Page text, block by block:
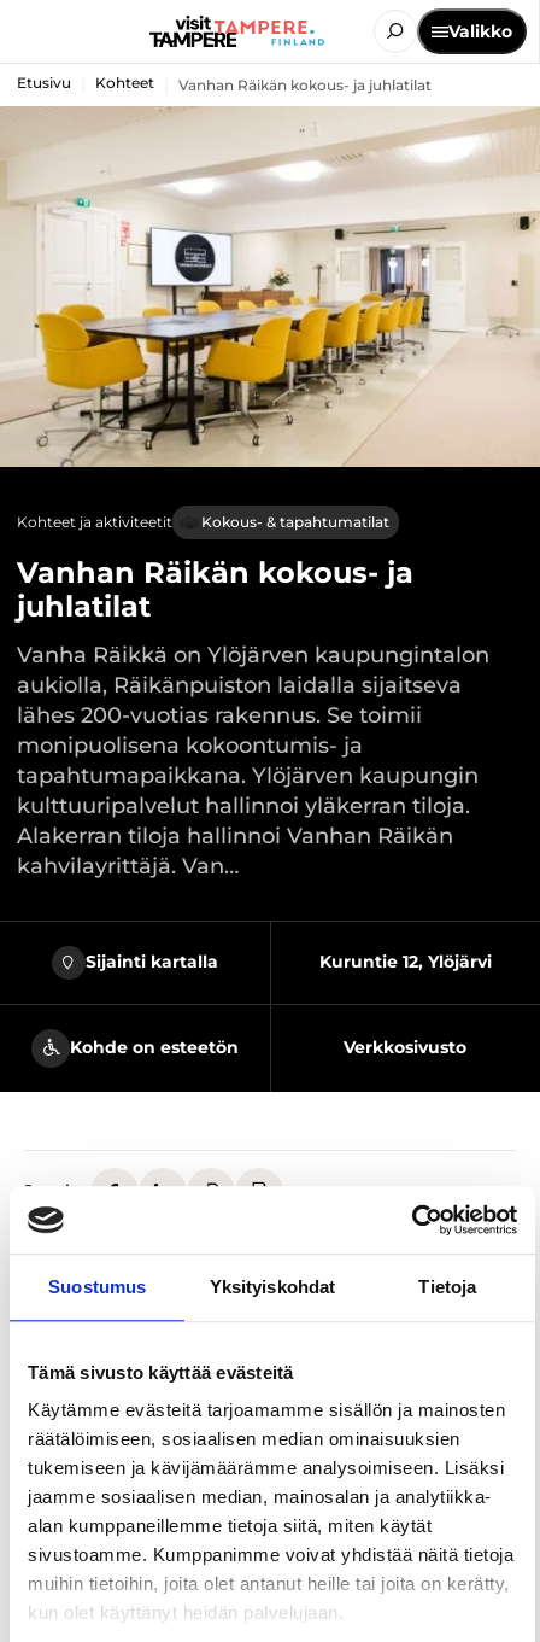
Suostumus Yksityiskohdat Tietoja
Tämä sivusto käyttää evästeitä
Käytämme evästeitä tarjoamamme sisällön ja mainosten
räätälöimiseen, sosiaalisen median ominaisuuksien
tukemiseen ja kävijämäärämme analysoimiseen. Lisäksi
jaamme sosiaalisen median, mainosalan ja analytiikka-
alan kumppaneillemme tietoja siitä, miten käytät
sivustoamme. Kumppanimme voivat yhdistää näitä tietoja
muihin tietoihin, joita olet antanut heille tai joita on kerätty,
kun olet käyttänyt heidän palvelujaan.
Valikko
Etusivu Kohteet Vanhan Räikän kokous- ja juhlatilat
Kohteet ja aktiviteetit Kokous- & tapahtumatilat
Vanhan Räikän kokous- ja
juhlatilat
Vanha Räikkä on Ylöjärven kaupungintalon
aukiolla, Räikänpuiston laidalla sijaitseva
lähes 200-vuotias rakennus. Se toimii
monipuolisena kokoontumis- ja
tapahtumapaikkana. Ylöjärven kaupungin
kulttuuripalvelut hallinnoi yläkerran tiloja.
Alakerran tiloja hallinnoi Vanhan Räikän
kahvilayrittäjä. Van…
Sijainti kartalla Kuruntie 12, Ylöjärvi
Kohde on esteetön Verkkosivusto
Jaa sivu
Vanha Räikkä on Ylöjärven kaupungintalon
kokoontumis- ja tapahtumapaikkana. Ylöjärven
tiloja. Alakerran tiloja hallinnoi Vanhan Räikän
kahvilayrittäjä.
Vanhaa Räikkää ja sen kabinetteja voi vuokrata
kokous- ja juhlakäyttöön. Yhdistykset ja
työväenopisto käyttävät tiloja kokouksien,
kurssien ja tapahtumien järjestämiseen.
Talon yläkerrassa on Kirsi Kunnaksen kammariksi